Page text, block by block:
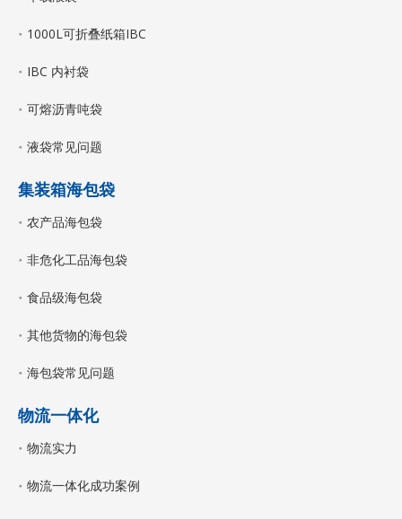
1000L可折叠纸箱IBC
IBC 内衬袋
可熔沥青吨袋
液袋常见问题
集装箱海包袋
农产品海包袋
非危化工品海包袋
食品级海包袋
其他货物的海包袋
海包袋常见问题
物流一体化
物流实力
物流一体化成功案例